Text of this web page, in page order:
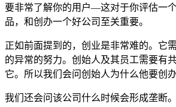
要非常了解你的用户—这对于你评估一
品，和创办一个好公司至关重要。
正如前面提到的，创业是非常难的。它
的异常的努力。创始人及其员工需要有
它。所以我们会问创始人为什么他要创
我们还会问该公司什么时候会形成垄断